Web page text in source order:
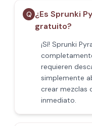
Q ¿Es Sprunki
gratuito?
¡Sí! Sprunki
requieren
simplemente
crear mezclas
inmediato.